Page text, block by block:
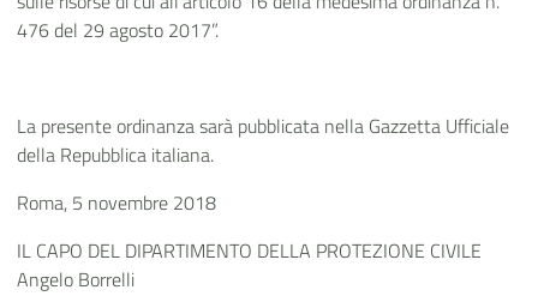
476 del 29 agosto 2017”.
La presente ordinanza sarà pubblicata nella Gazzetta Ufficiale
della Repubblica italiana.
Roma, 5 novembre 2018
IL CAPO DEL DIPARTIMENTO DELLA PROTEZIONE CIVILE
Angelo Borrelli